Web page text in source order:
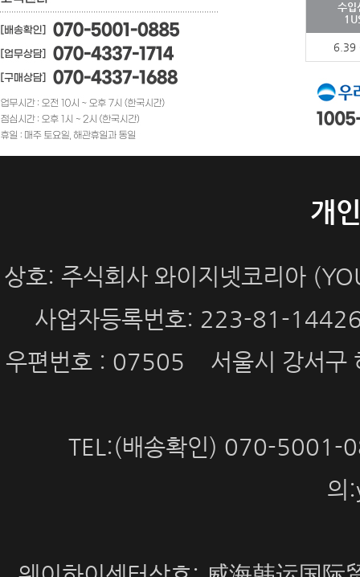
수입
6.39
개
상호: 주식회사 와이지넷코리아
사업자등록번호: 223-81-
우편번호 : 07505 서울시 강서구
TEL:(배송확인) 070-
의